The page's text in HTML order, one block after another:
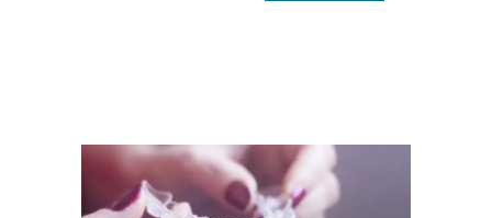
İletişim